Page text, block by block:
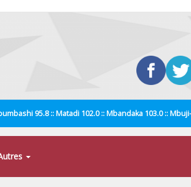
95.8 :: Matadi 102.0 :: Mbandaka 103.0 ::